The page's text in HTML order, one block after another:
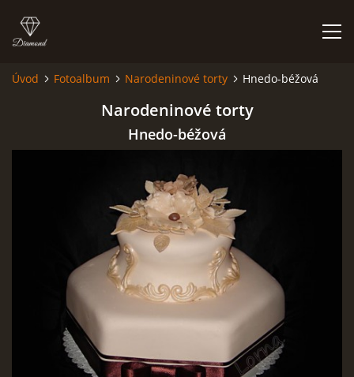
NIEČO O MNE A MOJEJ ZÁĽUBE
DOBRÉ RADY NIELEN PRE ZAČIATOČNÍKOV
NAJČASTEJŠIE OTÁZKY
FOTOALBUM
Úvod Fotoalbum Narodeninové torty Hnedo-béžová
Narodeninové torty
Hnedo-béžová